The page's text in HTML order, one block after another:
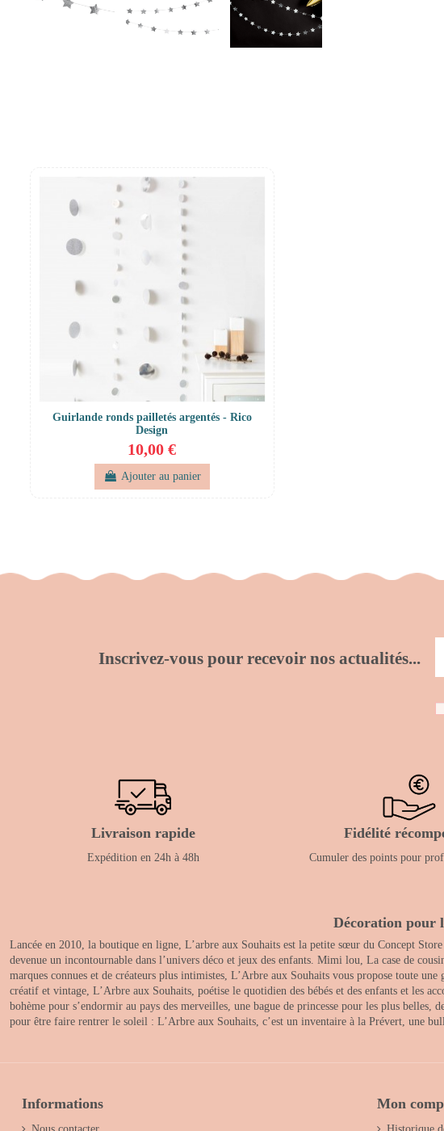
Guirlande ronds pailletés argentés - Rico
Design
10,00 €
Ajouter au panier
Inscrivez-vous pour recevoir nos actualités...
Livraison rapide
Expédition en 24h à 48h
Fidélité
Cumuler des points pour
Décoration pour
Lancée en 2010, la boutique en ligne, L’arbre aux Souhaits est la petite sœur du Concept
devenue un incontournable dans l’univers déco et jeux des enfants. Mimi lou, La case de
marques connues et de créateurs plus intimistes, L’Arbre aux Souhaits vous propose toute
créatif et vintage, L’Arbre aux Souhaits, poétise le quotidien des bébés et des enfants et les
bohème pour s’endormir au pays des merveilles, une bague de princesse pour les plus
pour être faire rentrer le soleil : L’Arbre aux Souhaits, c’est un inventaire à la Prévert, une
Informations Mon